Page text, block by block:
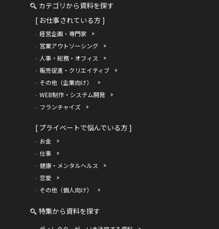
カテゴリから資料を探す
[ お仕事されている方 ]
経営企画・専門家
営業アウトソーシング
人事・総務・オフィス
販売促進・クリエイティブ
その他（企業向け）
WEB制作・システム開発
フランチャイズ
[ プライベートで悩んでいる方 ]
お金
仕事
健康・メンタルヘルス
恋愛
その他（個人向け）
特集から資料を探す